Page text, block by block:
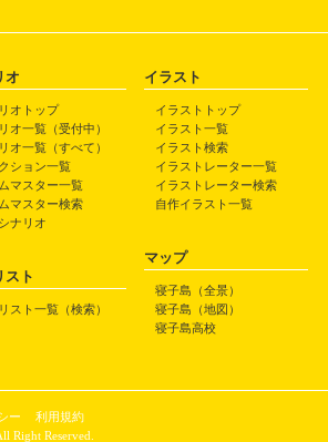
オ
オトップ
オ一覧（受付中）
オ一覧（すべて）
ション一覧
マスター一覧
マスター検索
ナリオ
スト
スト一覧（検索）
イラスト
イラストトップ
イラスト一覧
イラスト検索
イラストレーター一覧
イラストレーター検索
自作イラスト一覧
マップ
寝子島（全景）
寝子島（地図）
寝子島高校
ー
利用規約
Right Reserved.